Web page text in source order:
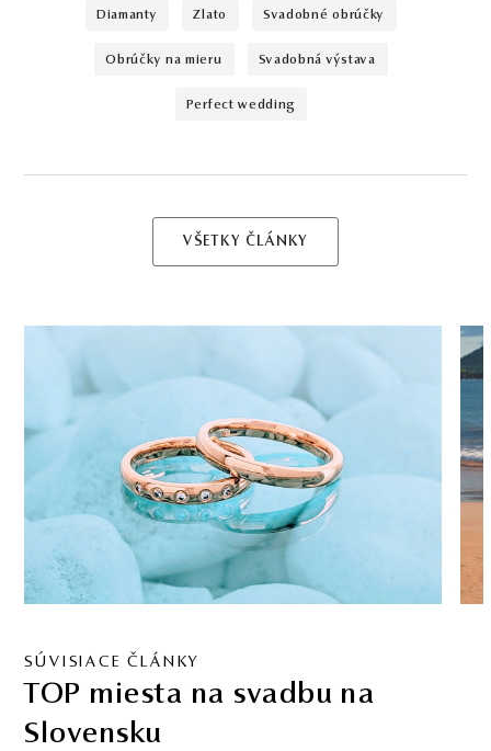
diamanty zlato svadobné obrúčky
obrúčky na mieru svadobná výstava
perfect wedding
VŠETKY ČLÁNKY
SÚVISIACE ČLÁNKY
TOP miesta na svadbu na
Slovensku